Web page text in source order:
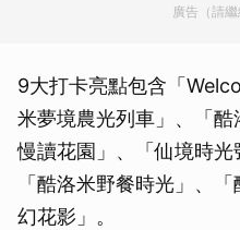
廣告（請繼
9大打卡亮點包含「
米夢境農光列車」、「
慢讀花園」、「仙境時光
「酷洛米野餐時光」、
幻花影」。